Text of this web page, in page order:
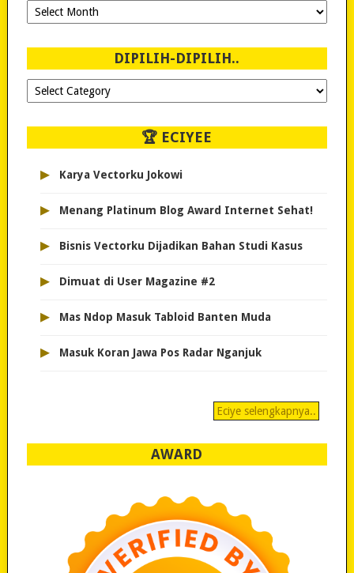
Ngeblog
Sejak
DIPILIH-DIPILIH..
Dipilih-
dipilih..
🏆 ECIYEE
▸ Karya Vectorku Jokowi
▸ Menang Platinum Blog Award Internet Sehat!
▸ Bisnis Vectorku Dijadikan Bahan Studi Kasus
▸ Dimuat di User Magazine #2
▸ Mas Ndop Masuk Tabloid Banten Muda
▸ Masuk Koran Jawa Pos Radar Nganjuk
Eciye selengkapnya..
AWARD